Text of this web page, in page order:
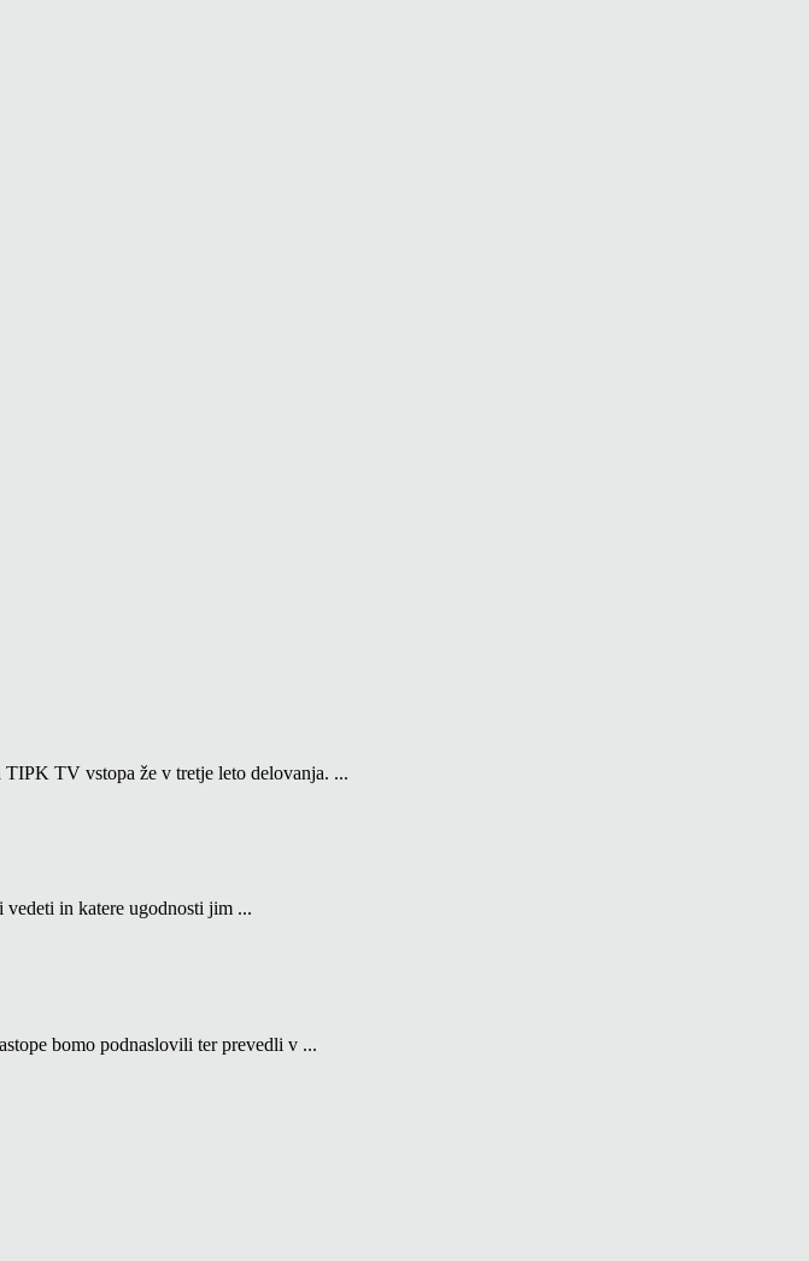
TV vstopa že v tretje leto delovanja. ...
in katere ugodnosti jim ...
bomo podnaslovili ter prevedli v ...